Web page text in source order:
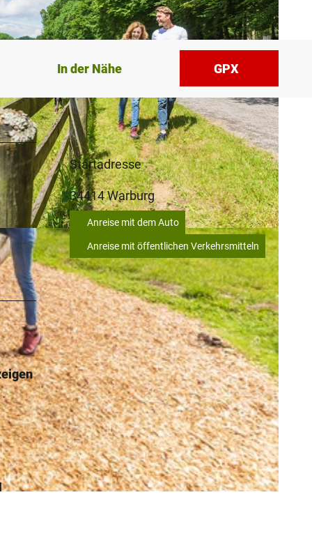
In der Nähe GPX
Startadresse
34414Warburg
Anreise mit dem Auto
Anreise mit öffentlichen Verkehrsmitteln